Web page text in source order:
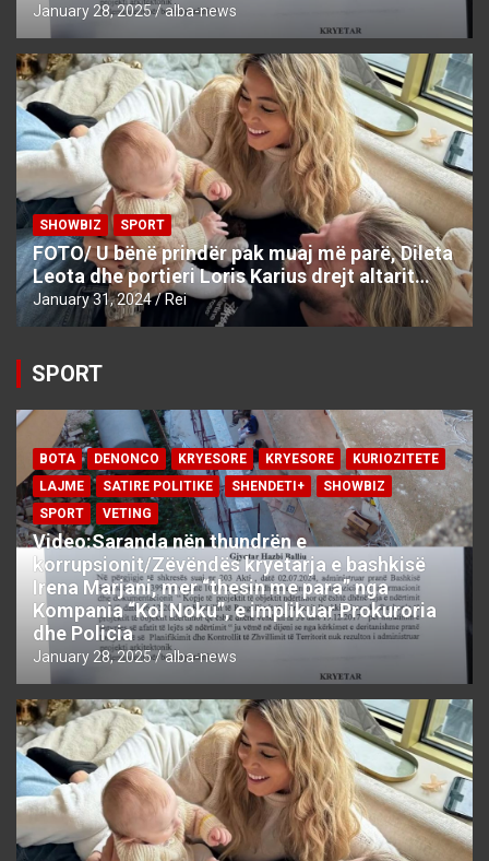
January 28, 2025 alba-news
SHOWBIZ SPORT
FOTO/ U bënë prindër pak muaj më parë, Dileta
Leota dhe portieri Loris Karius drejt altarit…
January 31, 2024 Rei
SPORT
BOTA DENONCO KRYESORE KRYESORE
KURIOZITETE
LAJME
SATIRE POLITIKE SHENDETI+
SHOWBIZ
SPORT
VETING
Video:Saranda nën thundrën e
korrupsionit/Zëvëndës kryetarja e bashkisë
Irena Marjani, mer “thesin me para” nga
Kompania “Kol Noku”, e implikuar Prokuroria
dhe Policia
January 28, 2025 alba-news